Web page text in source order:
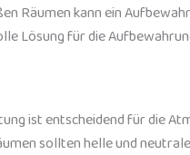
Räumen kann ein
Lösung für die
ist entscheidend für die
sollten helle und